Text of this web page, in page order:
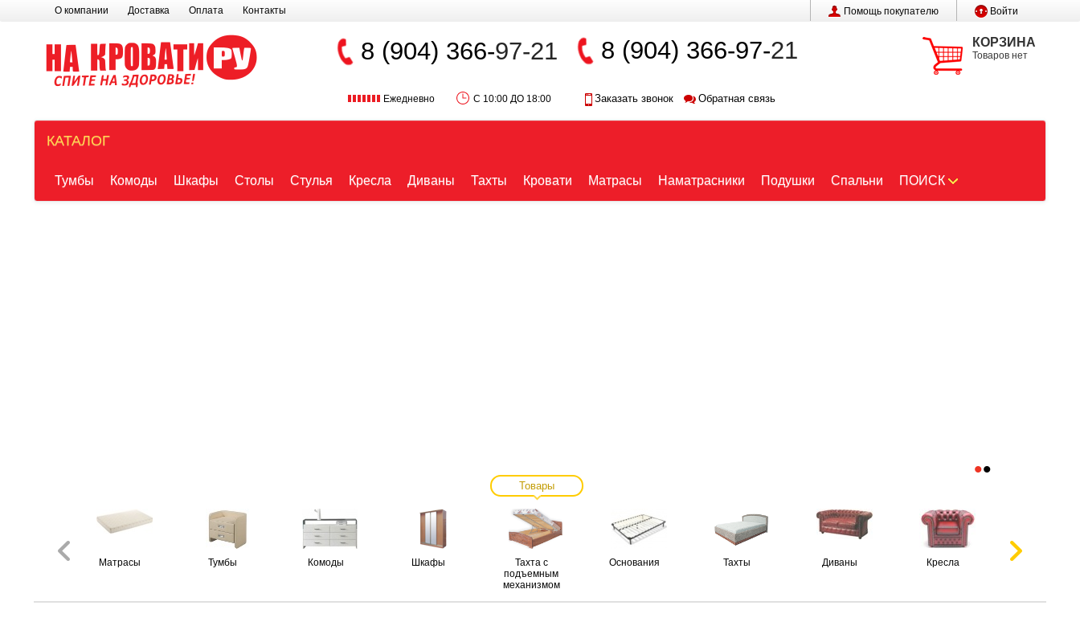
О компании Доставка Оплата Контакты Помощь покупателю Войти
КОРЗИНА
Товаров нет
8 (904) 366-97-21
Ежедневно С 10:00 ДО 18:00
8 (904) 366-97-21
Заказать звонок Обратная связь
КАТАЛОГ
Тумбы Комоды Шкафы Столы Стулья Кресла Диваны Тахты Кровати Матрасы Наматрасники Подушки Спальни ПОИСК
••
Товары
Матрасы Тумбы Комоды Шкафы
Тахта с
подъемным
механизмом
Основания Тахты Диваны Кресла